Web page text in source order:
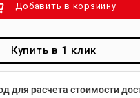
Добавить в корзиину
Купить в 1 клик
для расчета стоимости